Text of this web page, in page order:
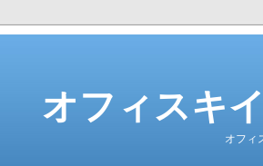
オフィスキ
オフィ